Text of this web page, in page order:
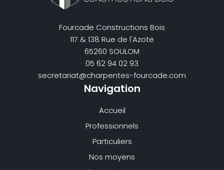
Fourcade Constructions Bois
117 & 138 Rue de l'Azote
65260 SOULOM
05 62 94 02 93
secretariat@charpentes-fourcade.com
Navigation
Accueil
Professionnels
Particuliers
Nos moyens